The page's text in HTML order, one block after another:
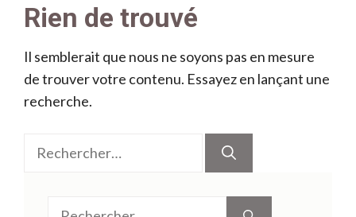
Rien de trouvé
Il semblerait que nous ne soyons pas en mesure
de trouver votre contenu. Essayez en lançant une
recherche.
Rechercher :